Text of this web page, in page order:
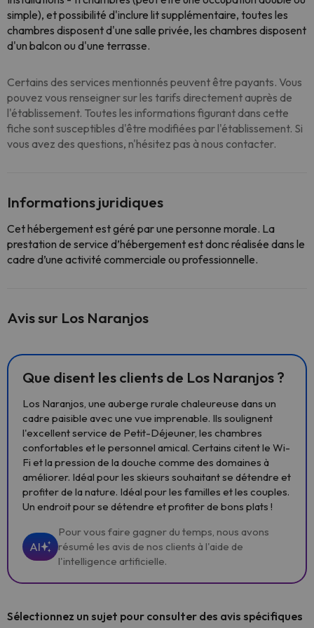
simple), et possibilité d'inclure lit supplémentaire, toutes les
chambres disposent d'une salle privée, les chambres disposent
d'un balcon ou d'une terrasse.
Certains des services mentionnés peuvent être payants. Vous
pouvez vous renseigner sur les tarifs directement auprès de
l'établissement. Toutes les informations figurant dans cette
fiche sont susceptibles d'être modifiées par l'établissement. Si
vous avez des questions, n'hésitez pas à nous contacter.
Informations juridiques
Cet hébergement est géré par une personne morale. La
prestation de service d’hébergement est donc réalisée dans le
cadre d’une activité commerciale ou professionnelle.
Avis sur Los Naranjos
Que disent les clients de Los Naranjos ?
Los Naranjos, une auberge rurale chaleureuse dans un
cadre paisible avec une vue imprenable. Ils soulignent
l'excellent service de Petit-Déjeuner, les chambres
confortables et le personnel amical. Certains citent le Wi-
Fi et la pression de la douche comme des domaines à
améliorer. Idéal pour les skieurs souhaitant se détendre et
profiter de la nature. Idéal pour les familles et les couples.
Un endroit pour se détendre et profiter de bons plats !
AI
Pour vous faire gagner du temps, nous avons
résumé les avis de nos clients à l'aide de
l'intelligence artificielle.
Sélectionnez un sujet pour consulter des avis spécifiques